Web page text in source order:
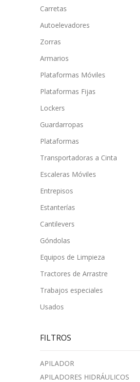
Carretas
Autoelevadores
Zorras
Armarios
Plataformas Móviles
Plataformas Fijas
Lockers
Guardarropas
Plataformas
Transportadoras a Cinta
Escaleras Móviles
Entrepisos
Estanterías
Cantilevers
Góndolas
Equipos de Limpieza
Tractores de Arrastre
Trabajos especiales
Usados
FILTROS
APILADOR
APILADORES HIDRÁULICOS